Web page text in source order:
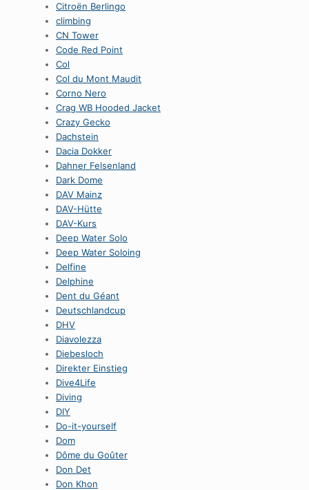
Citroën Berlingo
climbing
CN Tower
Code Red Point
Col
Col du Mont Maudit
Corno Nero
Crag WB Hooded Jacket
Crazy Gecko
Dachstein
Dacia Dokker
Dahner Felsenland
Dark Dome
DAV Mainz
DAV-Hütte
DAV-Kurs
Deep Water Solo
Deep Water Soloing
Delfine
Delphine
Dent du Géant
Deutschlandcup
DHV
Diavolezza
Diebesloch
Direkter Einstieg
Dive4Life
Diving
DIY
Do-it-yourself
Dom
Dôme du Goûter
Don Det
Don Khon